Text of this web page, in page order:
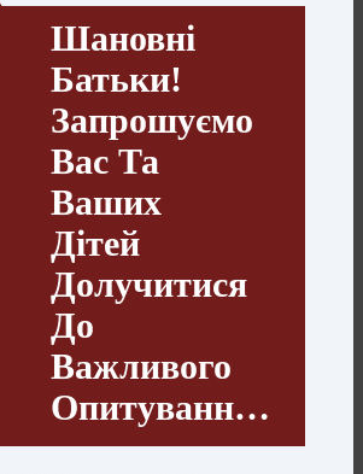
Шановні
Батьки!
Запрошуємо
Вас Та
Ваших
Дітей
Долучитися
До
Важливого
Опитуванн…